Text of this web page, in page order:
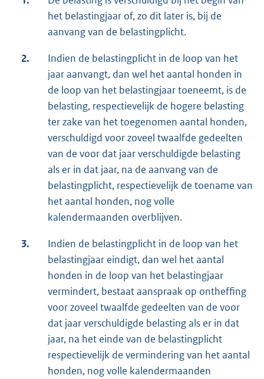
het belastingjaar of, zo dit later is, bij de
aanvang van de belastingplicht.
2.
Indien de belastingplicht in de loop van het
jaar aanvangt, dan wel het aantal honden in
de loop van het belastingjaar toeneemt, is de
belasting, respectievelijk de hogere belasting
ter zake van het toegenomen aantal honden,
verschuldigd voor zoveel twaalfde gedeelten
van de voor dat jaar verschuldigde belasting
als er in dat jaar, na de aanvang van de
belastingplicht, respectievelijk de toename van
het aantal honden, nog volle
kalendermaanden overblijven.
3.
Indien de belastingplicht in de loop van het
belastingjaar eindigt, dan wel het aantal
honden in de loop van het belastingjaar
vermindert, bestaat aanspraak op ontheffing
voor zoveel twaalfde gedeelten van de voor
dat jaar verschuldigde belasting als er in dat
jaar, na het einde van de belastingplicht
respectievelijk de vermindering van het aantal
honden, nog volle kalendermaanden